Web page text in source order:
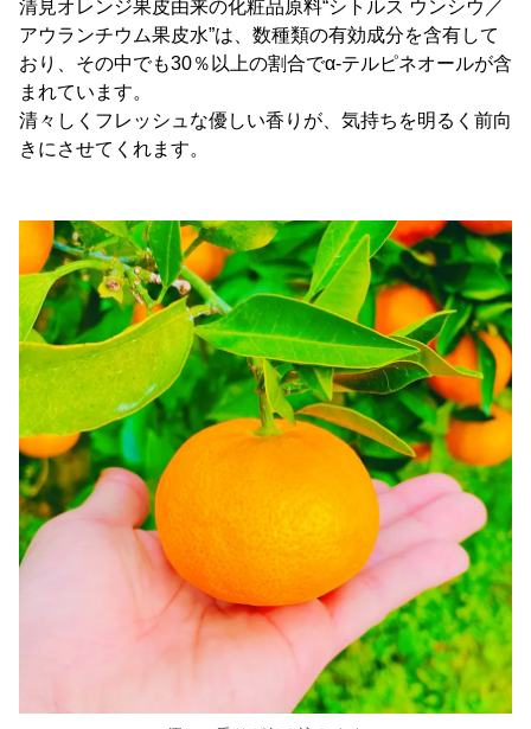
清見オレンジ果皮由来の化粧品原料“シトルス ウンシウ／
アウランチウム果皮水”は、数種類の有効成分を含有して
おり、その中でも30％以上の割合でα-テルピネオールが含
まれています。
清々しくフレッシュな優しい香りが、気持ちを明るく前向
きにさせてくれます。